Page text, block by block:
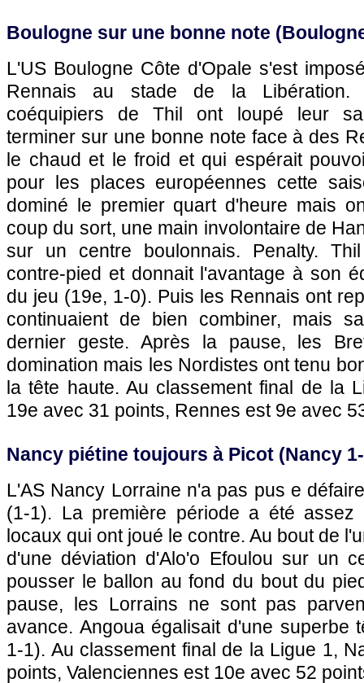
Boulogne sur une bonne note
L'US Boulogne Côte d'Opale s'est
Rennais au stade de la Libération.
coéquipiers de Thil ont loupé leur
terminer sur une bonne note face à des
le chaud et le froid et qui espérait
pour les places européennes cette
dominé le premier quart d'heure mais
coup du sort, une main involontaire de
sur un centre boulonnais. Penalty.
contre-pied et donnait l'avantage à son
du jeu (19e, 1-0). Puis les Rennais ont
continuaient de bien combiner, mais
dernier geste. Après la pause, les
domination mais les Nordistes ont tenu
la tête haute. Au classement final de la
19e avec 31 points, Rennes est 9e avec
Nancy piétine toujours à Picot (Nancy
L'AS Nancy Lorraine n'a pas pus e
(1-1). La première période a été assez
locaux qui ont joué le contre. Au bout de
d'une déviation d'Alo'o Efoulou sur un
pousser le ballon au fond du bout du
pause, les Lorrains ne sont pas
avance. Angoua égalisait d'une superbe
1-1). Au classement final de la Ligue 1,
points, Valenciennes est 10e avec 52